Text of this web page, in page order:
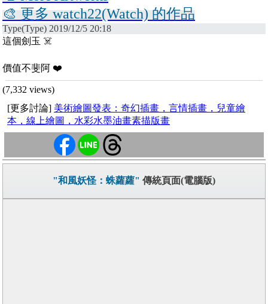
🎨 更多 watch22(Watch) 的作品
Type(Type) 2019/12/5 20:18
這個劍玉 ☠️
價值不斐阿 ❤️
(7,332 views)
[更多討論] 美術繪圖發表：奇幻插畫，言情插畫，兒童繪
本，線上繪圖，水彩水墨油畫素描版畫
"和風妖怪：蛛蘿蘿" 傳統頁面(電腦版)